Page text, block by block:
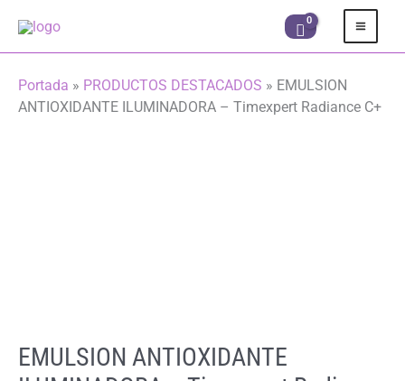
contenido
Portada » PRODUCTOS DESTACADOS » EMULSION
ANTIOXIDANTE ILUMINADORA – Timexpert Radiance C+
EMULSION ANTIOXIDANTE